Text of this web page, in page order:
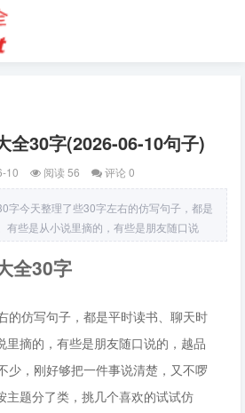
全30字(2026-06-10句子)
10 阅读 56 评论 0
字今天整理了些30字左右的仿写句子，都是
有些是从小说里摘的，有些是朋友随口说
多
全30字
的仿写句子，都是平时读书、聊天时
里摘的，有些是朋友随口说的，越品
少，刚好够把一件事说清楚，又不啰
主题分了类，挑几个喜欢的试试仿